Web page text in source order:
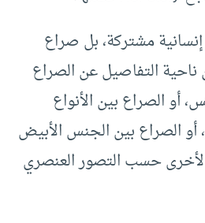
مشتركة، بل صراع
التفاصيل عن الصراع
أو الصراع بين الأنواع
أو الصراع بين الجنس الأبيض
حسب التصور العنصري